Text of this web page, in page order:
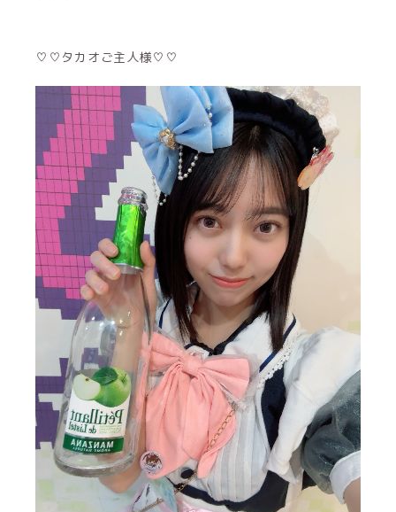
♡♡タカオご主人様♡♡